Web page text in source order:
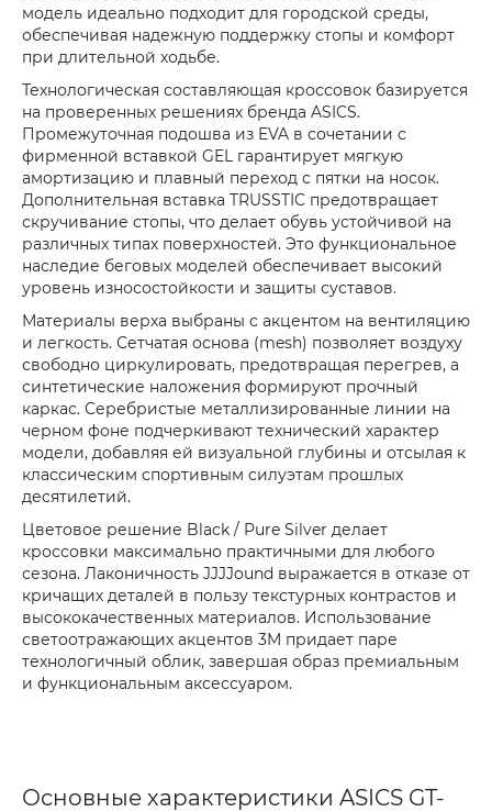
модель идеально подходит для городской среды,
обеспечивая надежную поддержку стопы и комфорт
при длительной ходьбе.
Технологическая составляющая кроссовок базируется
на проверенных решениях бренда ASICS.
Промежуточная подошва из EVA в сочетании с
фирменной вставкой GEL гарантирует мягкую
амортизацию и плавный переход с пятки на носок.
Дополнительная вставка TRUSSTIC предотвращает
скручивание стопы, что делает обувь устойчивой на
различных типах поверхностей. Это функциональное
наследие беговых моделей обеспечивает высокий
уровень износостойкости и защиты суставов.
Материалы верха выбраны с акцентом на вентиляцию
и легкость. Сетчатая основа (mesh) позволяет воздуху
свободно циркулировать, предотвращая перегрев, а
синтетические наложения формируют прочный
каркас. Серебристые металлизированные линии на
черном фоне подчеркивают технический характер
модели, добавляя ей визуальной глубины и отсылая к
классическим спортивным силуэтам прошлых
десятилетий.
Цветовое решение Black / Pure Silver делает
кроссовки максимально практичными для любого
сезона. Лаконичность JJJJound выражается в отказе от
кричащих деталей в пользу текстурных контрастов и
высококачественных материалов. Использование
светоотражающих акцентов 3M придает паре
технологичный облик, завершая образ премиальным
и функциональным аксессуаром.
Основные характеристики ASICS GT-